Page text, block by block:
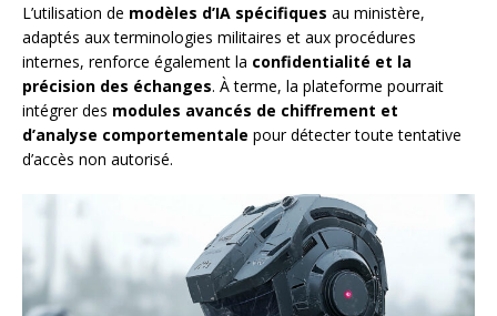
L’utilisation de modèles d’IA spécifiques au ministère,
adaptés aux terminologies militaires et aux procédures
internes, renforce également la confidentialité et la
précision des échanges. À terme, la plateforme pourrait
intégrer des modules avancés de chiffrement et
d’analyse comportementale pour détecter toute tentative
d’accès non autorisé.